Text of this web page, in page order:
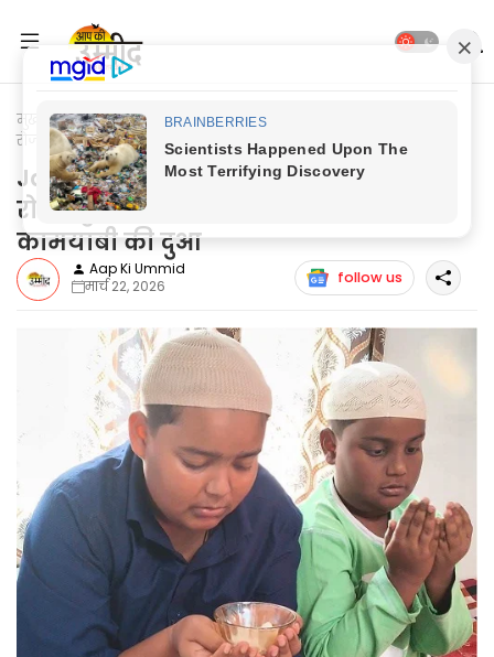
मुख्यपृष्ठ Jaunpur News
Jaunpur News: बच्चों ने रमजान का 30
रोजा मुकम्मल करके अल्लाह से मांगी कामयाबी की दुआ
Jaunpur News: बच्चों ने रमजान का 30
रोजा मुकम्मल करके अल्लाह से मांगी
कामयाबी की दुआ
Aap Ki Ummid
मार्च 22, 2026
follow us